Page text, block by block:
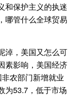
和保护主义的执迷
哪管什么全球贸易
，美国又怎么可
素影响，美国经济
农部门新增就业
为53.7，低于市场